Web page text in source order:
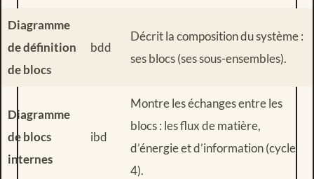
Diagramme
de définition
de blocs
bdd
Décrit la composition du système :
ses blocs (ses sous-ensembles).
Diagramme
de blocs
internes
ibd
Montre les échanges entre les
blocs : les flux de matière,
d’énergie et d’information (cycle
4).